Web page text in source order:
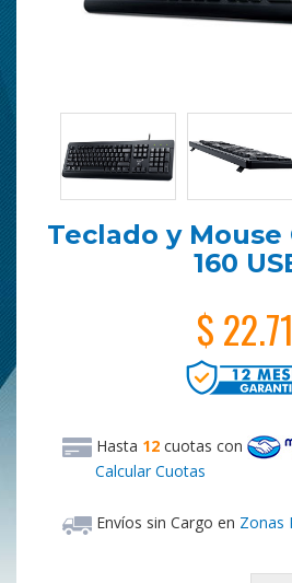
Teclado y Mouse
160
$
Hasta 12 cuotas con
Calcular Cuotas
Envíos sin Cargo en Zonas